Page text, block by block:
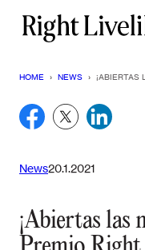
Saltar
HOME › NEWS › ¡ABIERTAS
News20.1.2021
¡Abiertas las